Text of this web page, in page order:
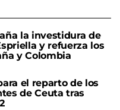
la investidura de
y refuerza los
y Colombia
el reparto de los
de Ceuta tras